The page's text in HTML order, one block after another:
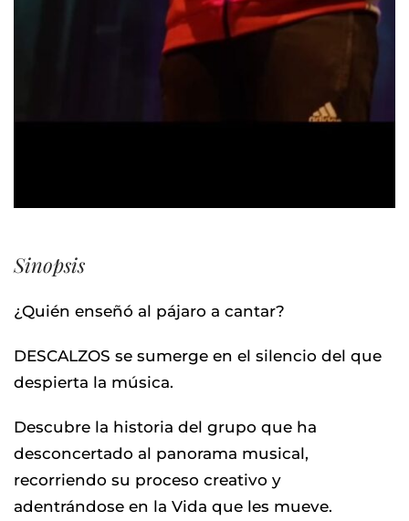
Sinopsis
¿Quién enseñó al pájaro a cantar?
DESCALZOS se sumerge en el silencio del que
despierta la música.
Descubre la historia del grupo que ha
desconcertado al panorama musical,
recorriendo su proceso creativo y
adentrándose en la Vida que les mueve.